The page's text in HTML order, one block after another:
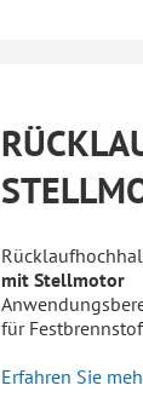
mit Stellmotor
für
Erfahren Sie